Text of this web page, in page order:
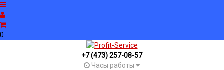
0
+7 (473) 257-08-57
Часы работы